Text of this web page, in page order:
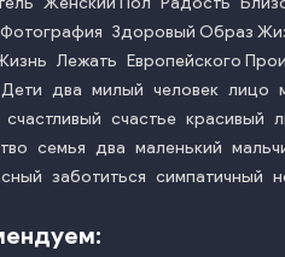
Здоровый Образ
Лежать Европейского
два милый человек лицо
счастливый счастье красивый
семья два маленький
заботиться симпатичный